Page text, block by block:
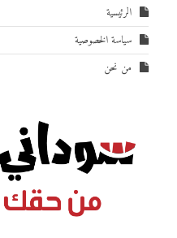
الرئيسية
سياسة الخصوصية
من نحن